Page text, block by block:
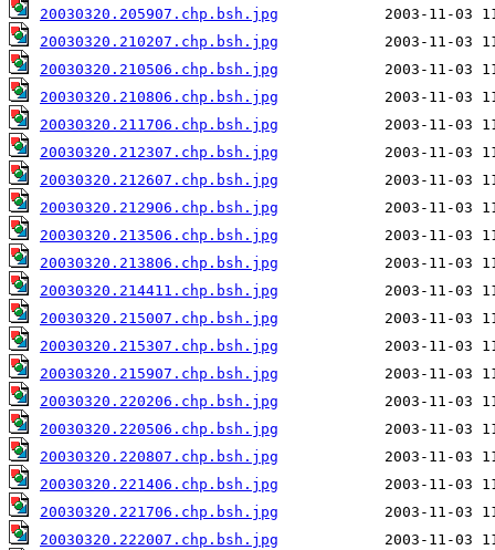
20030320.205907.chp.bsh.jpg
20030320.210207.chp.bsh.jpg
20030320.210506.chp.bsh.jpg
20030320.210806.chp.bsh.jpg
20030320.211706.chp.bsh.jpg
20030320.212307.chp.bsh.jpg
20030320.212607.chp.bsh.jpg
20030320.212906.chp.bsh.jpg
20030320.213506.chp.bsh.jpg
20030320.213806.chp.bsh.jpg
20030320.214411.chp.bsh.jpg
20030320.215007.chp.bsh.jpg
20030320.215307.chp.bsh.jpg
20030320.215907.chp.bsh.jpg
20030320.220206.chp.bsh.jpg
20030320.220506.chp.bsh.jpg
20030320.220807.chp.bsh.jpg
20030320.221406.chp.bsh.jpg
20030320.221706.chp.bsh.jpg
20030320.222007.chp.bsh.jpg